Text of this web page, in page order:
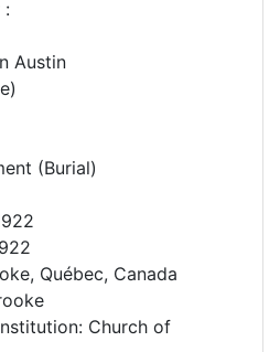
:
Austin
(Burial)
Québec, Canada
Church of